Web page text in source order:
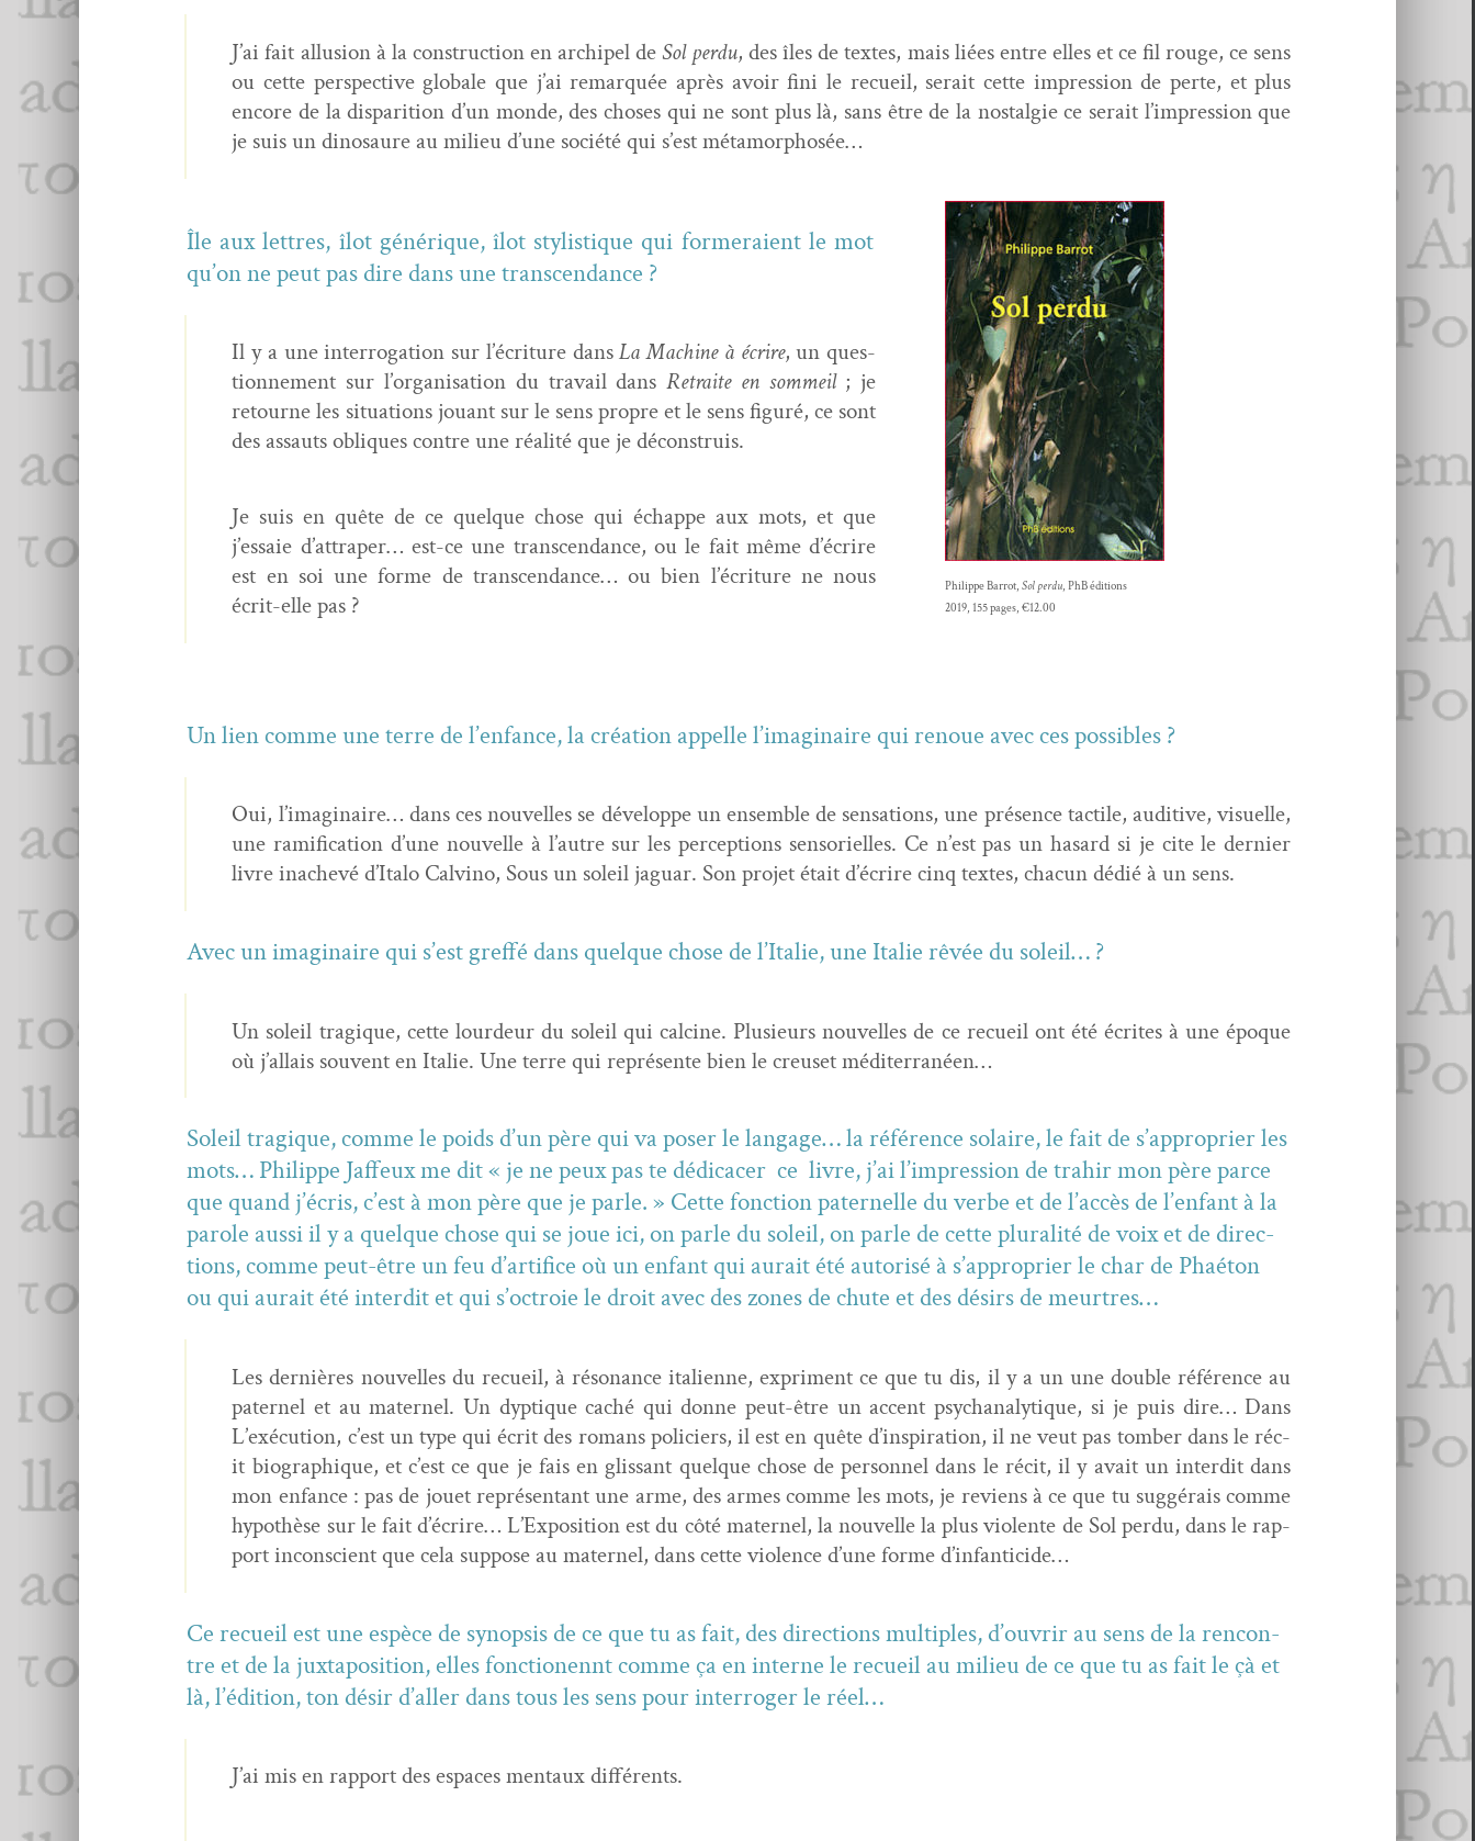
J’ai fait allu­sion à la con­struc­tion en archipel de Sol per­du, des îles de textes, mais liées entre elles et ce fil rouge, ce sens
ou cette per­spec­tive glob­ale que j’ai remar­quée après avoir fini le recueil, serait cette impres­sion de perte, et plus
encore de la dis­pari­tion d’un monde, des choses qui ne sont plus là, sans être de la nos­tal­gie ce serait l’impression que
je suis un dinosaure au milieu d’une société qui s’est métamorphosée…
Île aux let­tres, îlot générique, îlot styl­is­tique qui for­meraient le mot
qu’on ne peut pas dire dans une transcendance ?
Il y a une inter­ro­ga­tion sur l’écriture dansLa Machine à écrire, un ques­
tion­nement sur l’organisation du tra­vail dansRetraite en som­meil; je
retourne les sit­u­a­tions jouant sur le sens pro­pre et le sens fig­uré, ce sont
des assauts obliques con­tre une réal­ité que je déconstruis.
Je suis en quête de ce quelque chose qui échappe aux mots, et que
j’essaie d’attraper… est-ce une tran­scen­dance, ou le fait même d’écrire
est en soi une forme de tran­scen­dance… ou bien l’écriture ne nous
écrit-elle pas ?
Philippe Bar­rot, Sol per­du, PhB éditions
2019, 155 pages, €12.00
Un lien comme une terre de l’enfance, la créa­tion appelle l’imaginaire qui renoue avec ces possibles ?
Oui, l’imaginaire… dans ces nou­velles se développe un ensem­ble de sen­sa­tions, une présence tac­tile, audi­tive, visuelle,
une ram­i­fi­ca­tion d’une nou­velle à l’autre sur les per­cep­tions sen­sorielles. Ce n’est pas un hasard si je cite le dernier
livre inachevé d’Italo Calvi­no, Sous un soleil jaguar. Son pro­jet était d’écrire cinq textes, cha­cun dédié à un sens.
Avec un imag­i­naire qui s’est gref­fé dans quelque chose de l’Italie, une Ital­ie rêvée du soleil… ?
Un soleil trag­ique, cette lour­deur du soleil qui cal­cine. Plusieurs nou­velles de ce recueil ont été écrites à une époque
où j’allais sou­vent en Ital­ie. Une terre qui représente bien le creuset méditerranéen…
Soleil trag­ique, comme le poids d’un père qui va pos­er le lan­gage… la référence solaire, le fait de s’approprier les
mots… Philippe Jaf­feux me dit « je ne peux pas te dédi­cac­er ce livre, j’ai l’impression de trahir mon père parce
que quand j’écris, c’est à mon père que je par­le. » Cette fonc­tion pater­nelle du verbe et de l’accès de l’enfant à la
parole aus­si il y a quelque chose qui se joue ici, on par­le du soleil, on par­le de cette plu­ral­ité de voix et de direc­
tions, comme peut-être un feu d’artifice où un enfant qui aurait été autorisé à s’approprier le char de Phaé­ton
ou qui aurait été inter­dit et qui s’octroie le droit avec des zones de chute et des désirs de meurtres…
Les dernières nou­velles du recueil, à réso­nance ital­i­enne, expri­ment ce que tu dis, il y a un une dou­ble référence au
pater­nel et au mater­nel. Un dyp­tique caché qui donne peut-être un accent psy­ch­an­a­ly­tique, si je puis dire… Dans
L’exécution, c’est un type qui écrit des romans policiers, il est en quête d’inspiration, il ne veut pas tomber dans le réc­
it biographique, et c’est ce que je fais en glis­sant quelque chose de per­son­nel dans le réc­it, il y avait un inter­dit dans
mon enfance : pas de jou­et représen­tant une arme, des armes comme les mots, je reviens à ce que tu sug­gérais comme
hypothèse sur le fait d’écrire… L’Exposition est du côté mater­nel, la nou­velle la plus vio­lente de Sol per­du, dans le rap­
port incon­scient que cela sup­pose au mater­nel, dans cette vio­lence d’une forme d’infanticide…
Ce recueil est une espèce de syn­op­sis de ce que tu as fait, des direc­tions mul­ti­ples, d’ouvrir au sens de la ren­con­
tre et de la jux­ta­po­si­tion, elles fonc­tio­nen­nt comme ça en interne le recueil au milieu de ce que tu as fait le çà et
là, l’édition, ton désir d’aller dans tous les sens pour inter­roger le réel…
J’ai mis en rap­port des espaces men­taux différents.